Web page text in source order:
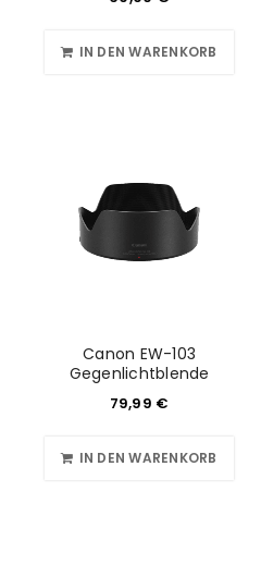
IN DEN WARENKORB
Canon EW-103
Gegenlichtblende
79,99 €
IN DEN WARENKORB